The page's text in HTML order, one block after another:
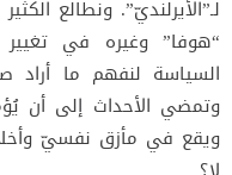
لـ”الأيرلنديّ”. ونطالع
“هوفا” وغيره في تغيير
السياسة لنفهم ما أراد
وتمضي الأحداث إلى أن
ويقع في مأزق نفسيّ